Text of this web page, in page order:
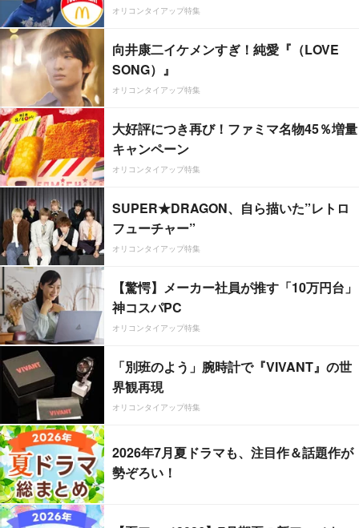
オリコンタイアップ特集
向井康二イケメンすぎ！純愛『（LOVE
SONG）』
オリコンタイアップ特集
大好評につき再び！ファミマ名物45％増量
キャンペーン
オリコンタイアップ特集
SUPER★DRAGON、自ら描いた”レトロ
フューチャー”
オリコンタイアップ特集
【驚愕】メーカー社員が推す「10万円台」
神コスパPC
オリコンタイアップ特集
「別班のよう」腕時計で『VIVANT』の世
界観再現
オリコンタイアップ特集
2026年7月夏ドラマも、注目作＆話題作が
勢ぞろい！